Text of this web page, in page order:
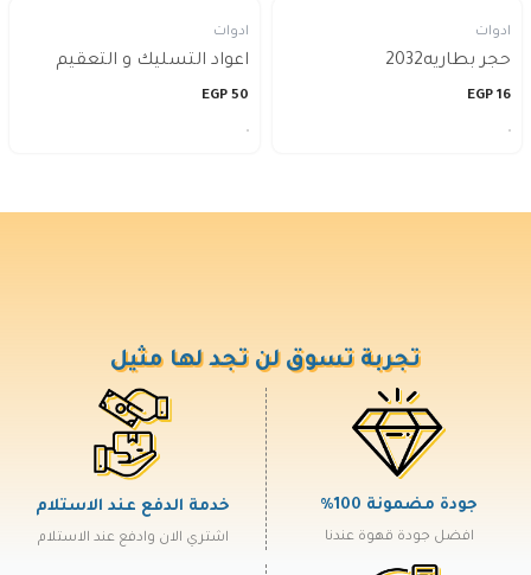
ادوات
حجر بطاريه2032
16
EGP
ادوات
اعواد التسليك و التعقيم
50
EGP
تجربة تسوق لن تجد لها مثيل
جودة مضمونة 100%
افضل جودة قهوة عندنا
خدمة الدفع عند الاستلام
اشتري الان وادفع عند الاستلام